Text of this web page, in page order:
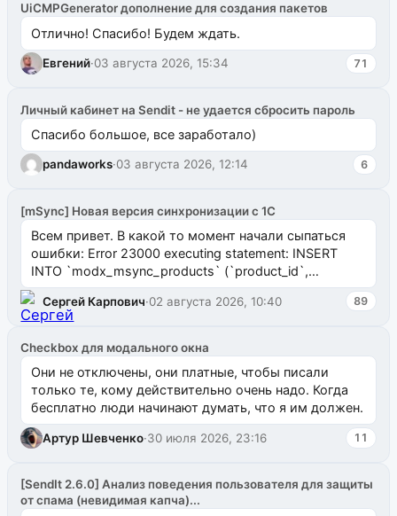
UiCMPGenerator дополнение для создания пакетов
Отлично! Спасибо! Будем ждать.
Евгений·03 августа 2026, 15:34 71
Личный кабинет на Sendit - не удается сбросить пароль
Спасибо большое, все заработало)
pandaworks·03 августа 2026, 12:14 6
[mSync] Новая версия синхронизации с 1С
Всем привет. В какой то момент начали сыпаться
ошибки: Error 23000 executing statement: INSERT
INTO `modx_msync_products` (`product_id`,
`uuid_1c`) VALUES ...
Сергей Карпович·02 августа 2026, 10:40 89
Checkbox для модального окна
Они не отключены, они платные, чтобы писали
только те, кому действительно очень надо. Когда
бесплатно люди начинают думать, что я им должен.
Артур Шевченко·30 июля 2026, 23:16 11
[SendIt 2.6.0] Анализ поведения пользователя для защиты
от спама (невидимая капча)...